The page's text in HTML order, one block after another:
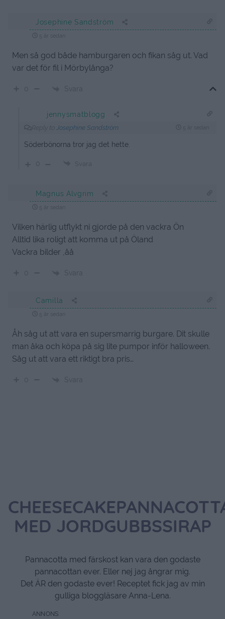
Josephine Sandström
Men så god både hamburgaren och fikan såg ut. Vad
var det för fil i Mörbylånga?
Svara
jennysmatblogg
Josephine Sandström
Söderbönorna tror jag det hette.
Svara
Magnus Alvgrim
Vilken härlig utflykt ni gjorde på den vackra Ön
Alltid lika roligt att komma ut på Öland
Vackra bilder ,åå
Svara
Camilla
Åh såg ut att vara en supersmarrig burgare. Dit skulle
man åka och köpa på sig lite pumpor inför halloween.
Såg ut att vara ett riktigt bra pris…
Svara
MED JORDGUBBSSIRAP
Pannacotta med färskost kan vara den godaste
pannacottan ever. Eller nej jag ångrar mig.
Det ÄR den godaste ever! Receptet fick jag av min
gulliga bloggläsare Anna-Lena.